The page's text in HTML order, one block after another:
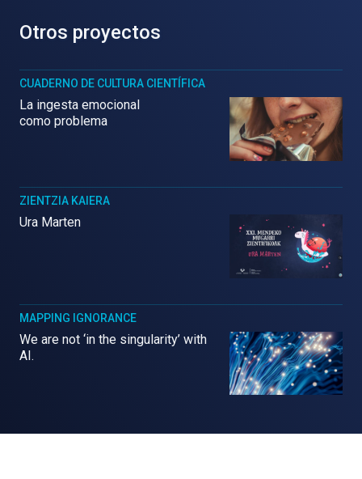
Otros proyectos
CUADERNO DE CULTURA CIENTÍFICA
La ingesta emocional
como problema
ZIENTZIA KAIERA
Ura Marten
MAPPING IGNORANCE
We are not ‘in the singularity’ with
AI.